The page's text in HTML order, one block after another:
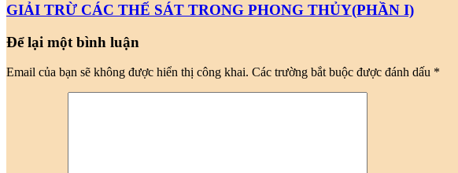
GIẢI TRỪ CÁC THẾ SÁT TRONG PHONG THỦY(PHẦN I)
Để lại một bình luận
Email của bạn sẽ không được hiển thị công khai. Các trường bắt buộc được đánh dấu *